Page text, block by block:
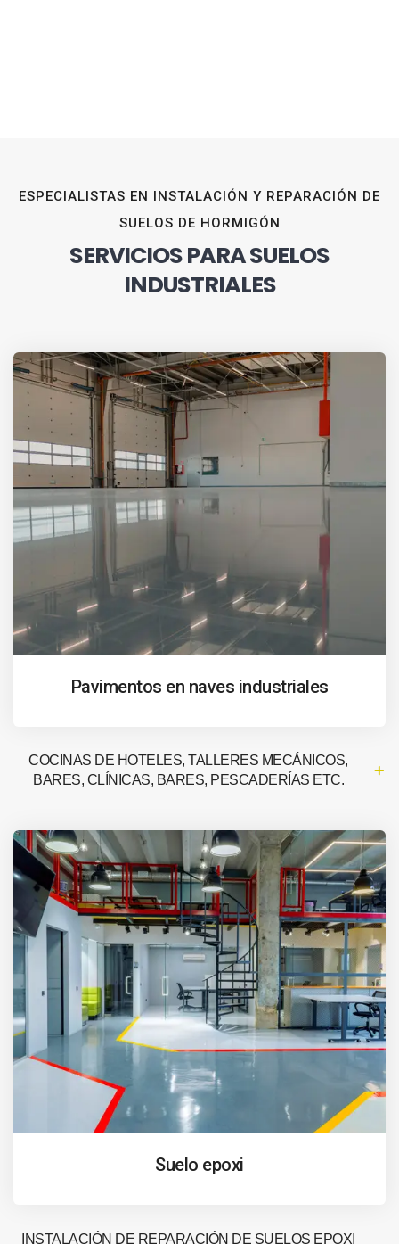
ESPECIALISTAS EN INSTALACIÓN Y REPARACIÓN DE
SUELOS DE HORMIGÓN
SERVICIOS PARA SUELOS
INDUSTRIALES
Pavimentos en naves industriales
COCINAS DE HOTELES, TALLERES MECÁNICOS,
BARES, CLÍNICAS, BARES, PESCADERÍAS ETC.
Suelo epoxi
INSTALACIÓN DE REPARACIÓN DE SUELOS EPOXI